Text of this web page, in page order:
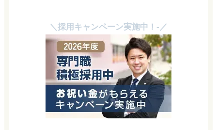
＼採用キャンペーン実施中！-／